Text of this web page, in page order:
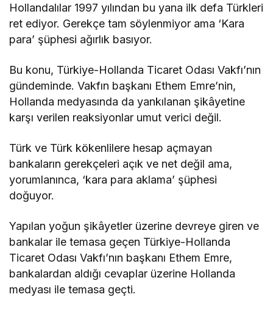
Hollandalılar 1997 yılından bu yana ilk defa Türkleri
ret ediyor. Gerekçe tam söylenmiyor ama ‘Kara
para’ şüphesi ağırlık basıyor.
Bu konu, Türkiye-Hollanda Ticaret Odası Vakfı’nın
gündeminde. Vakfın başkanı Ethem Emre’nin,
Hollanda medyasında da yankılanan şikâyetine
karşı verilen reaksiyonlar umut verici değil.
Türk ve Türk kökenlilere hesap açmayan
bankaların gerekçeleri açık ve net değil ama,
yorumlanınca, ‘kara para aklama’ şüphesi
doğuyor.
Yapılan yoğun şikâyetler üzerine devreye giren ve
bankalar ile temasa geçen Türkiye-Hollanda
Ticaret Odası Vakfı’nın başkanı Ethem Emre,
bankalardan aldığı cevaplar üzerine Hollanda
medyası ile temasa geçti.